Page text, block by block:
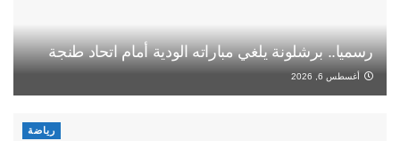
رسميا.. برشلونة يلغي مباراته الودية أمام اتحاد طنجة
أغسطس 6, 2026
رياضة